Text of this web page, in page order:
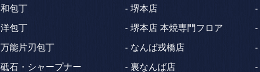
和包丁
洋包丁
万能片刃包丁
砥石・シャープナー
堺本店
堺本店 本焼専門フロア
なんば戎橋店
裏なんば店